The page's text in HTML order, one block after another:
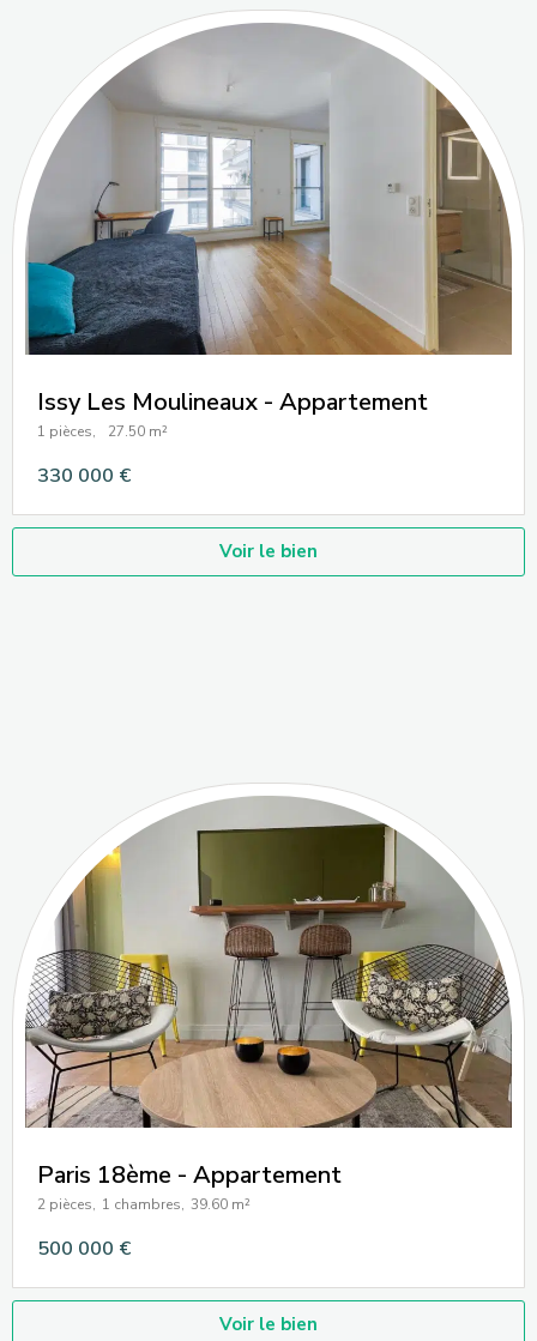
Issy Les Moulineaux - Appartement
1 pièces, 27.50 m²
330 000 €
Voir le bien
Paris 18ème - Appartement
2 pièces, 1 chambres, 39.60 m²
500 000 €
Voir le bien